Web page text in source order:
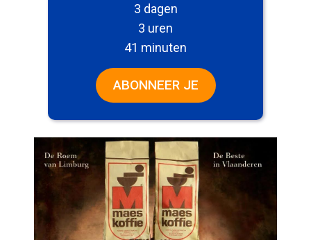
3 dagen
3 uren
41 minuten
ABONNEER JE